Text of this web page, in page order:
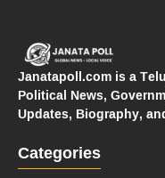
Janatapoll.com is a
Political News,
Updates, Biography,
Categories